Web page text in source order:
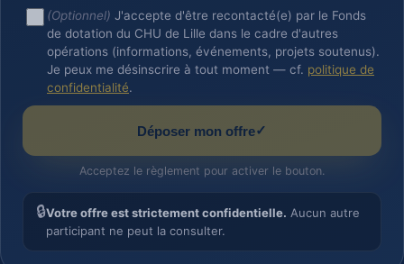
(Optionnel) J'accepte d'être recontacté(e) par le Fonds
de dotation du CHU de Lille dans le cadre d'autres
opérations (informations, événements, projets soutenus).
Je peux me désinscrire à tout moment — cf. politique de
confidentialité.
Déposer mon offre✓
Acceptez le règlement pour activer le bouton.
🔒Votre offre est strictement confidentielle. Aucun autre
participant ne peut la consulter.